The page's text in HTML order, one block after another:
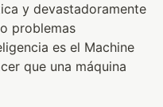
y devastadoramente
problemas
es el Machine
que una máquina